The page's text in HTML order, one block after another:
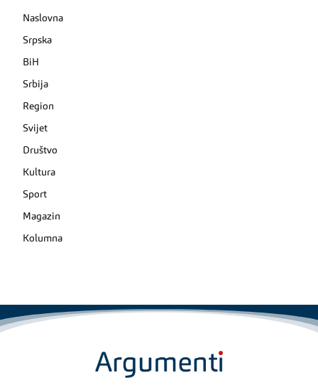
Naslovna
Srpska
BiH
Srbija
Region
Svijet
Društvo
Kultura
Sport
Magazin
Kolumna